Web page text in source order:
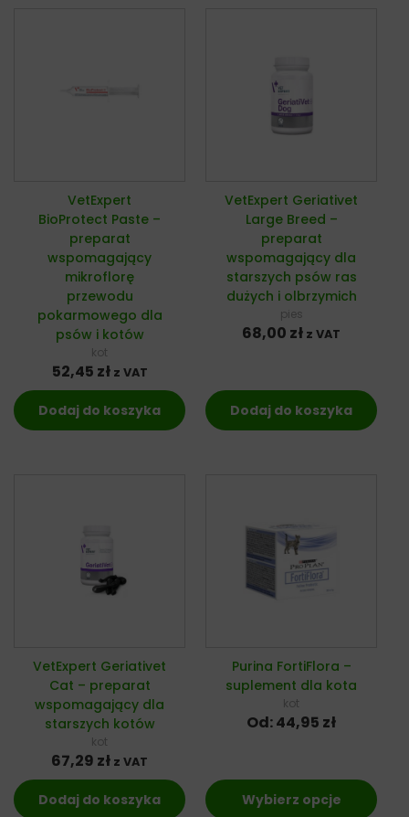
VetExpert
BioProtect Paste –
preparat
wspomagający
mikroflorę
przewodu
pokarmowego dla
psów i kotów
kot
52,45 zł z VAT
Dodaj do koszyka
VetExpert Geriativet
Large Breed –
preparat
wspomagający dla
starszych psów ras
dużych i olbrzymich
pies
68,00 zł z VAT
Dodaj do koszyka
VetExpert Geriativet
Cat – preparat
wspomagający dla
starszych kotów
kot
67,29 zł z VAT
Dodaj do koszyka
Purina FortiFlora –
suplement dla kota
kot
Od:44,95 zł
Wybierz opcje